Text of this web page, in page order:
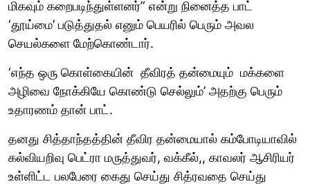
மிகவும் கறைபடிந்துள்ளனர்” என்று நினைத்த பாட்
‘தூய்மை’ படுத்துதல் எனும் பெயரில் பெரும் அவல
செயல்களை மேற்கொண்டார்.
‘எந்த ஒரு கொள்கையின் தீவிரத் தன்மையும் மக்களை
அழிவை நோக்கியே கொண்டு செல்லும்’ அதற்கு பெரும்
உதாரணம் தான் பாட்.
தனது சித்தாந்தத்தின் தீவிர தன்மையால் கம்போடியாவில்
கல்வியறிவு பெட்ரா மருத்துவர், வக்கீல்,, காவலர் ஆசிரியர்
உள்ளிட்ட பலபேரை கைது செய்து சித்ரவதை செய்து